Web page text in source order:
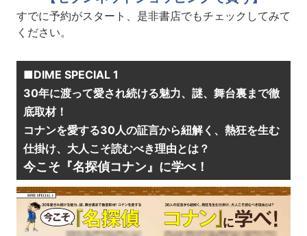
すでに予約がスタート、是非書店でもチェックしてみて
ください。
■DIME SPECIAL 1
30年に渡って愛され続ける魅力、謎、舞台裏まで徹
底取材！
コナンを愛する30人の証言から紐解く、熱狂を生む
仕掛け、大人こそ読むべき理由とは？
今こそ『名探偵コナン』に学べ！